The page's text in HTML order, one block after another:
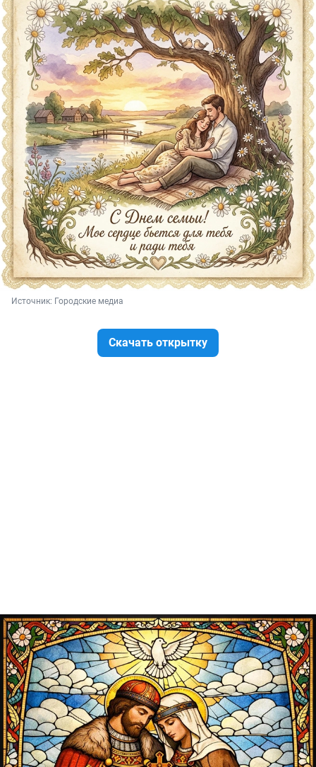
Источник: Городские медиа
Скачать открытку